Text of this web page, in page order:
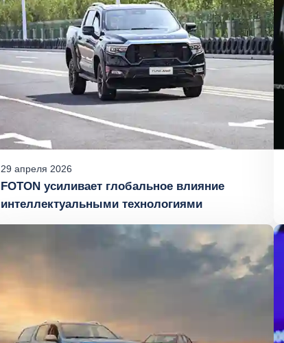
29 апреля 2026
FOTON усиливает глобальное влияние
интеллектуальными технологиями